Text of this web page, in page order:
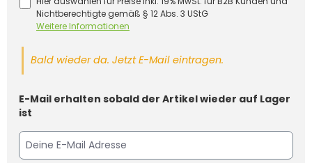
Nichtberechtigte gemäß § 12 Abs. 3 UStG
Weitere Informationen
Bald wieder da. Jetzt E-Mail eintragen.
E-Mail erhalten sobald der Artikel wieder auf Lager
ist